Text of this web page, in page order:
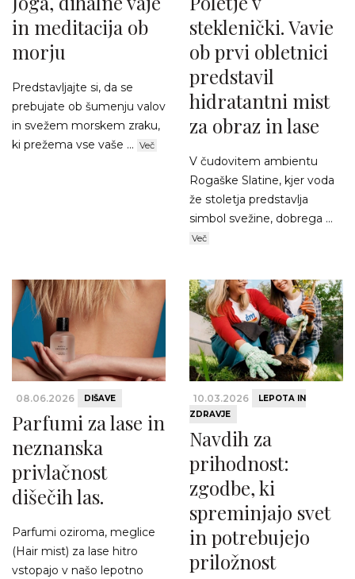
in meditacija ob
morju
Predstavljajte si, da se
prebujate ob šumenju valov
in svežem morskem zraku,
ki prežema vse vaše ... Več
steklenički. Vavie
ob prvi obletnici
predstavil
hidratantni mist
za obraz in lase
V čudovitem ambientu
Rogaške Slatine, kjer voda
že stoletja predstavlja
simbol svežine, dobrega ...
Več
08.06.2026 DIŠAVE
Parfumi za lase in
neznanska
privlačnost
dišečih las.
Parfumi oziroma, meglice
(Hair mist) za lase hitro
vstopajo v našo lepotno
10.03.2026
LEPOTA IN
ZDRAVJE
Navdih za
prihodnost:
zgodbe, ki
spreminjajo svet
in potrebujejo
priložnost